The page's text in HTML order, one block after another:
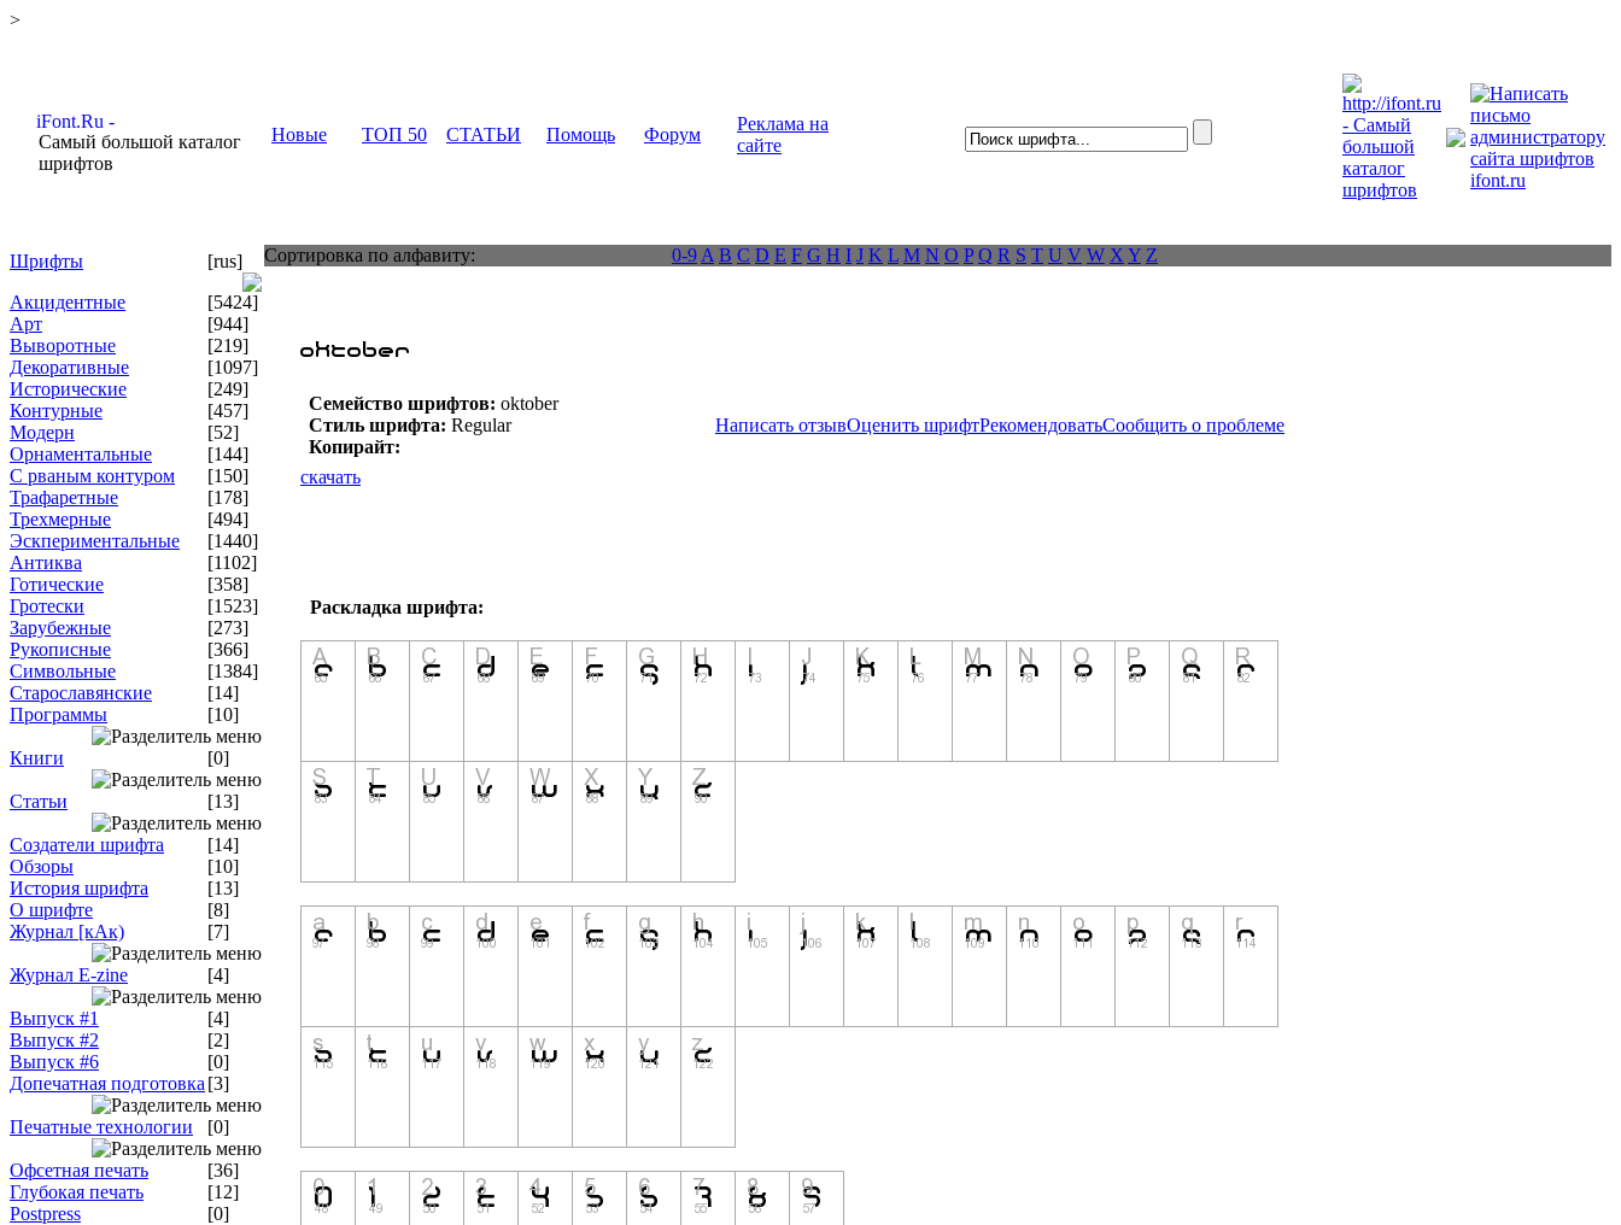
>
Самый большой каталог
шрифтов
Новые ТОП 50 СТАТЬИ Помощь Форум
Реклама на
сайте
Шрифты
[rus]
Акцидентные
[5424]
Арт
[944]
Выворотные
[219]
Декоративные
[1097]
Исторические
[249]
Контурные
[457]
Модерн
[52]
Орнаментальные
[144]
С рваным контуром
[150]
Трафаретные
[178]
Трехмерные
[494]
Эскпериментальные
[1440]
Антиква
[1102]
Готические
[358]
Гротески
[1523]
Зарубежные
[273]
Рукописные
[366]
Символьные
[1384]
Старославянские
[14]
Программы
[10]
Книги [0]
Статьи [13]
Создатели шрифта
[14]
Обзоры
[10]
История шрифта
[13]
О шрифте
[8]
Журнал [кАк)
[7]
Журнал E-zine [4]
Выпуск #1
[4]
Выпуск #2
[2]
Выпуск #6
[0]
Допечатная подготовка [3]
Печатные технологии [0]
Офсетная печать
[36]
Глубокая печать
[12]
Postpress
[0]
Сортировка по алфавиту: 0-9 A B C D E F G H I J K L M N O P Q R S T U V W X Y Z
Семейство шрифтов: oktober
Стиль шрифта: Regular
Копирайт:
Написать отзывОценить шрифтРекомендоватьСообщить о проблеме
скачать
Раскладка шрифта: